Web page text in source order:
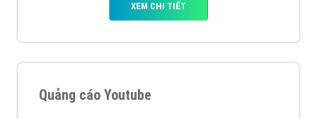
XEM CHI TIẾT
Quảng cáo Youtube